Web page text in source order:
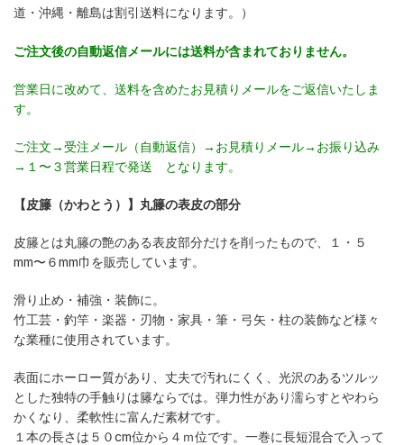
道・沖縄・離島は割引送料になります。）
ご注文後の自動返信メールには送料が含まれておりません。
営業日に改めて、送料を含めたお見積りメールをご返信いたしま
す。
ご注文→受注メール（自動返信）→お見積りメール→お振り込み
→１〜３営業日程で発送 となります。
【皮籐（かわとう）】丸籐の表皮の部分
皮籐とは丸籐の艶のある表皮部分だけを削ったもので、１・５
mm〜６mm巾を販売しています。
滑り止め・補強・装飾に。
竹工芸・釣竿・楽器・刃物・家具・筆・弓矢・柱の装飾など様々
な業種に使用されています。
表面にホーロー質があり、丈夫で汚れにくく、光沢のあるツルッ
とした独特の手触りは籐ならでは。弾力性があり濡らすとやわら
かくなり、柔軟性に富んだ素材です。
１本の長さは５０cm位から４ｍ位です。一巻に長短混合で入って